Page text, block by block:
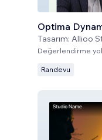
Optima
Tasarım: Allioo
Değerlendirme
Randevu